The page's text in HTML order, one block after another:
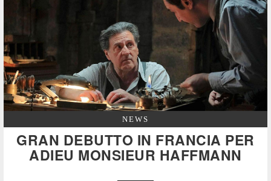
NEWS
GRAN DEBUTTO IN FRANCIA PER
ADIEU MONSIEUR HAFFMANN